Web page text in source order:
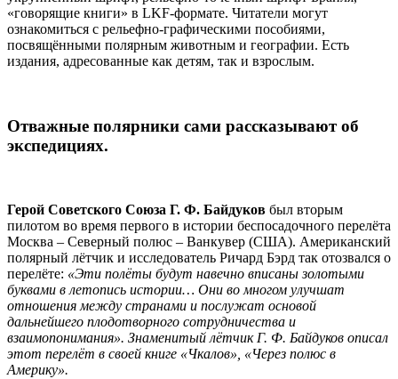
«говорящие книги» в LKF-формате. Читатели могут
ознакомиться с рельефно-графическими пособиями,
посвящёнными полярным животным и географии. Есть
издания, адресованные как детям, так и взрослым.
Отважные полярники сами рассказывают об
экспедициях.
Герой Советского Союза Г. Ф. Байдуков был вторым
пилотом во время первого в истории беспосадочного перелёта
Москва – Северный полюс – Ванкувер (США). Американский
полярный лётчик и исследователь Ричард Бэрд так отозвался о
перелёте: «Эти полёты будут навечно вписаны золотыми
буквами в летопись истории… Они во многом улучшат
отношения между странами и послужат основой
дальнейшего плодотворного сотрудничества и
взаимопонимания». Знаменитый лётчик Г. Ф. Байдуков описал
этот перелёт в своей книге «Чкалов», «Через полюс в
Америку».